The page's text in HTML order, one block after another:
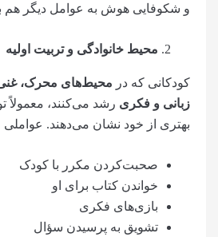
و شکوفایی هوش به عوامل دیگر هم
محیط خانوادگی و تربیت اولیه
کودکانی که در محیط‌های محرک، غنی
زبانی و فکریرشد می‌کنند، معمولاً
بهتری از خود نشان می‌دهند. عواملی
صحبت‌کردن مکرر با کودک
خواندن کتاب برای او
بازی‌های فکری
تشویق به پرسیدن سؤال